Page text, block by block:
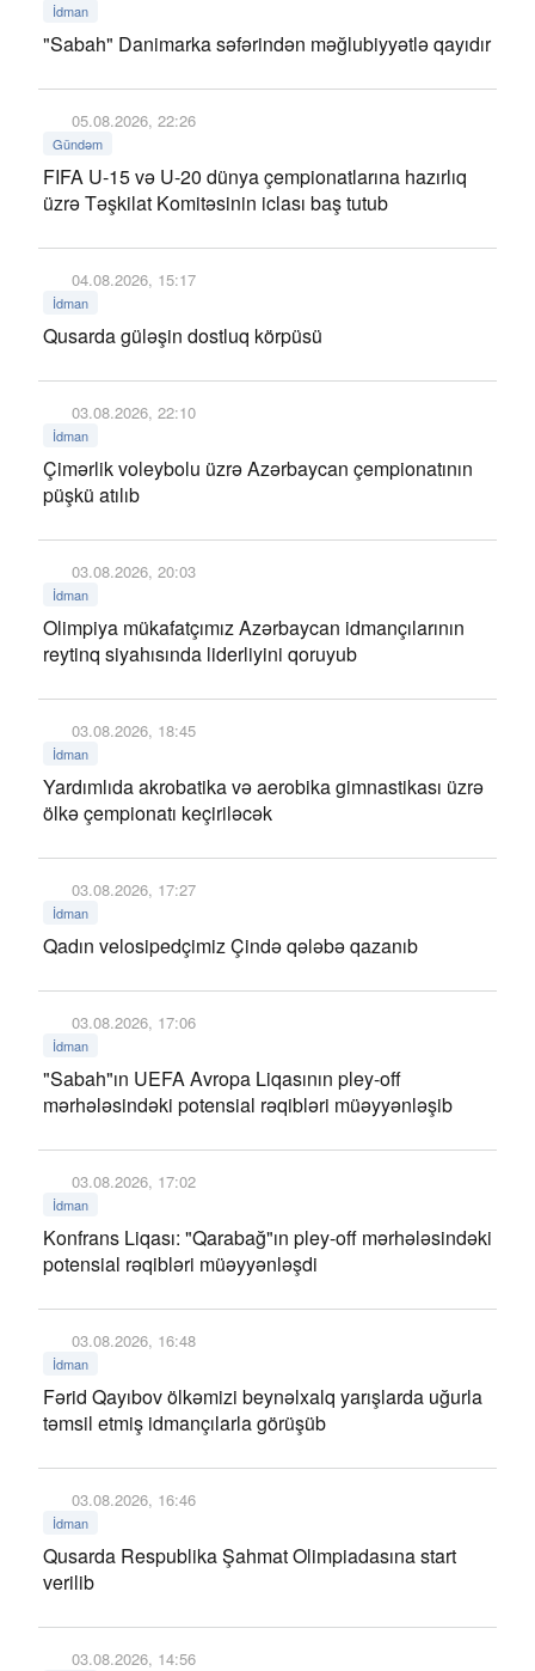
İdman
"Sabah" Danimarka səfərindən məğlubiyyətlə qayıdır
05.08.2026, 22:26
Gündəm
FIFA U-15 və U-20 dünya çempionatlarına hazırlıq
üzrə Təşkilat Komitəsinin iclası baş tutub
04.08.2026, 15:17
İdman
Qusarda güləşin dostluq körpüsü
03.08.2026, 22:10
İdman
Çimərlik voleybolu üzrə Azərbaycan çempionatının
püşkü atılıb
03.08.2026, 20:03
İdman
Olimpiya mükafatçımız Azərbaycan idmançılarının
reytinq siyahısında liderliyini qoruyub
03.08.2026, 18:45
İdman
Yardımlıda akrobatika və aerobika gimnastikası üzrə
ölkə çempionatı keçiriləcək
03.08.2026, 17:27
İdman
Qadın velosipedçimiz Çində qələbə qazanıb
03.08.2026, 17:06
İdman
"Sabah"ın UEFA Avropa Liqasının pley-off
mərhələsindəki potensial rəqibləri müəyyənləşib
03.08.2026, 17:02
İdman
Konfrans Liqası: "Qarabağ"ın pley-off mərhələsindəki
potensial rəqibləri müəyyənləşdi
03.08.2026, 16:48
İdman
Fərid Qayıbov ölkəmizi beynəlxalq yarışlarda uğurla
təmsil etmiş idmançılarla görüşüb
03.08.2026, 16:46
İdman
Qusarda Respublika Şahmat Olimpiadasına start
verilib
03.08.2026, 14:56